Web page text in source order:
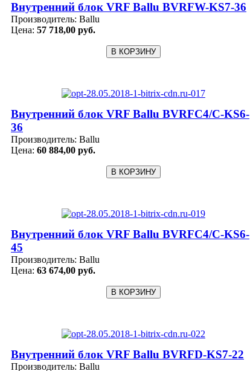
Внутренний блок VRF Ballu BVRFW-KS7-36
Производитель: Ballu
Цена: 57 718,00 руб.
Внутренний блок VRF Ballu BVRFC4/C-KS6-
36
Производитель: Ballu
Цена: 60 884,00 руб.
Внутренний блок VRF Ballu BVRFC4/C-KS6-
45
Производитель: Ballu
Цена: 63 674,00 руб.
Внутренний блок VRF Ballu BVRFD-KS7-22
Производитель: Ballu